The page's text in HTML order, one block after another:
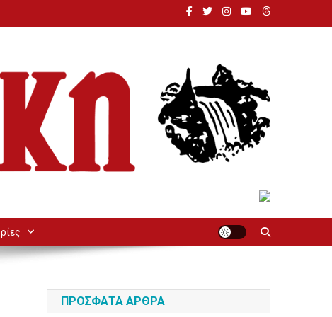
ΠΡΌΣΦΑΤΑ ΆΡΘΡΑ